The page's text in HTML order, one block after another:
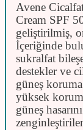
Avene
Cream SPF
geliştirilmiş,
İçeriğinde
sukralfat
destekler ve
güneş
yüksek
güneş